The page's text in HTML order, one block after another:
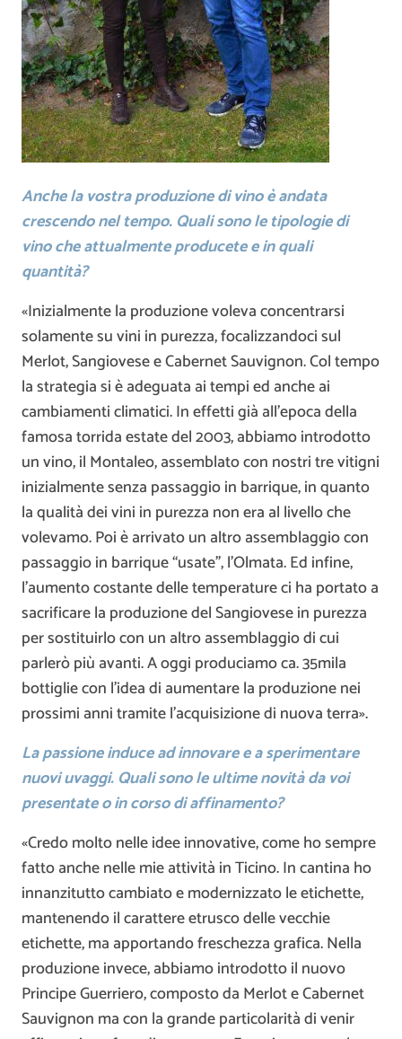
Anche la vostra produzione di vino è andata
crescendo nel tempo. Quali sono le tipologie di
vino che attualmente producete e in quali
quantità?
«Inizialmente la produzione voleva concentrarsi
solamente su vini in purezza, focalizzandoci sul
Merlot, Sangiovese e Cabernet Sauvignon. Col tempo
la strategia si è adeguata ai tempi ed anche ai
cambiamenti climatici. In effetti già all’epoca della
famosa torrida estate del 2003, abbiamo introdotto
un vino, il Montaleo, assemblato con nostri tre vitigni
inizialmente senza passaggio in barrique, in quanto
la qualità dei vini in purezza non era al livello che
volevamo. Poi è arrivato un altro assemblaggio con
passaggio in barrique “usate”, l’Olmata. Ed infine,
l’aumento costante delle temperature ci ha portato a
sacrificare la produzione del Sangiovese in purezza
per sostituirlo con un altro assemblaggio di cui
parlerò più avanti. A oggi produciamo ca. 35mila
bottiglie con l’idea di aumentare la produzione nei
prossimi anni tramite l’acquisizione di nuova terra».
La passione induce ad innovare e a sperimentare
nuovi uvaggi. Quali sono le ultime novità da voi
presentate o in corso di affinamento?
«Credo molto nelle idee innovative, come ho sempre
fatto anche nelle mie attività in Ticino. In cantina ho
innanzitutto cambiato e modernizzato le etichette,
mantenendo il carattere etrusco delle vecchie
etichette, ma apportando freschezza grafica. Nella
produzione invece, abbiamo introdotto il nuovo
Principe Guerriero, composto da Merlot e Cabernet
Sauvignon ma con la grande particolarità di venir